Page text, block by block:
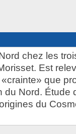
chez les
Est
que
du Nord. Étude
du